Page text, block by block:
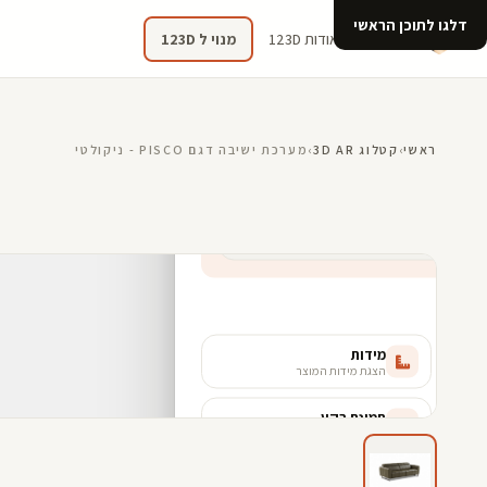
דלגו לתוכן הראשי
קטלוג אודות 123D מנוי ל 123D
ראשי› קטלוג 3D AR › מערכת ישיבה דגם PISCO - ניקולטי